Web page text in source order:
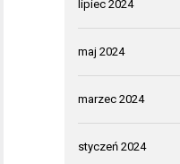
lipiec 2024
maj 2024
marzec 2024
styczeń 2024